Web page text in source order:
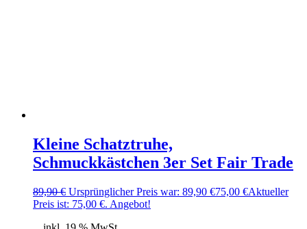
Kleine Schatztruhe,
Schmuckkästchen 3er Set Fair Trade
89,90€ Ursprünglicher Preis war: 89,90 €75,00 €Aktueller
Preis ist: 75,00 €. Angebot!